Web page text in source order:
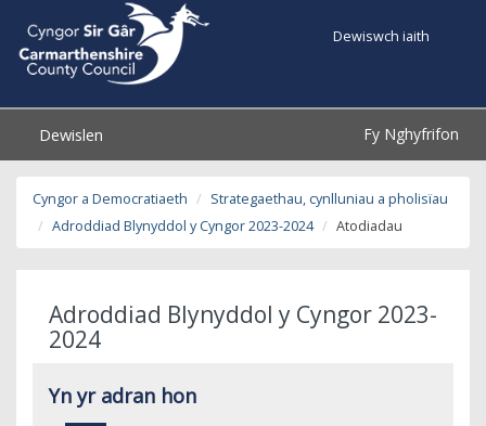
Dewiswch iaith
Dewislen Fy Nghyfrifon
Cyngor a Democratiaeth
Strategaethau, cynlluniau a pholisïau
Adroddiad Blynyddol y Cyngor 2023-2024
Atodiadau
Adroddiad Blynyddol y Cyngor 2023-
2024
Yn yr adran hon